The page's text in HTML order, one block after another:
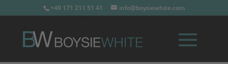
+49 171 211 51 41 info@boysiewhite.com